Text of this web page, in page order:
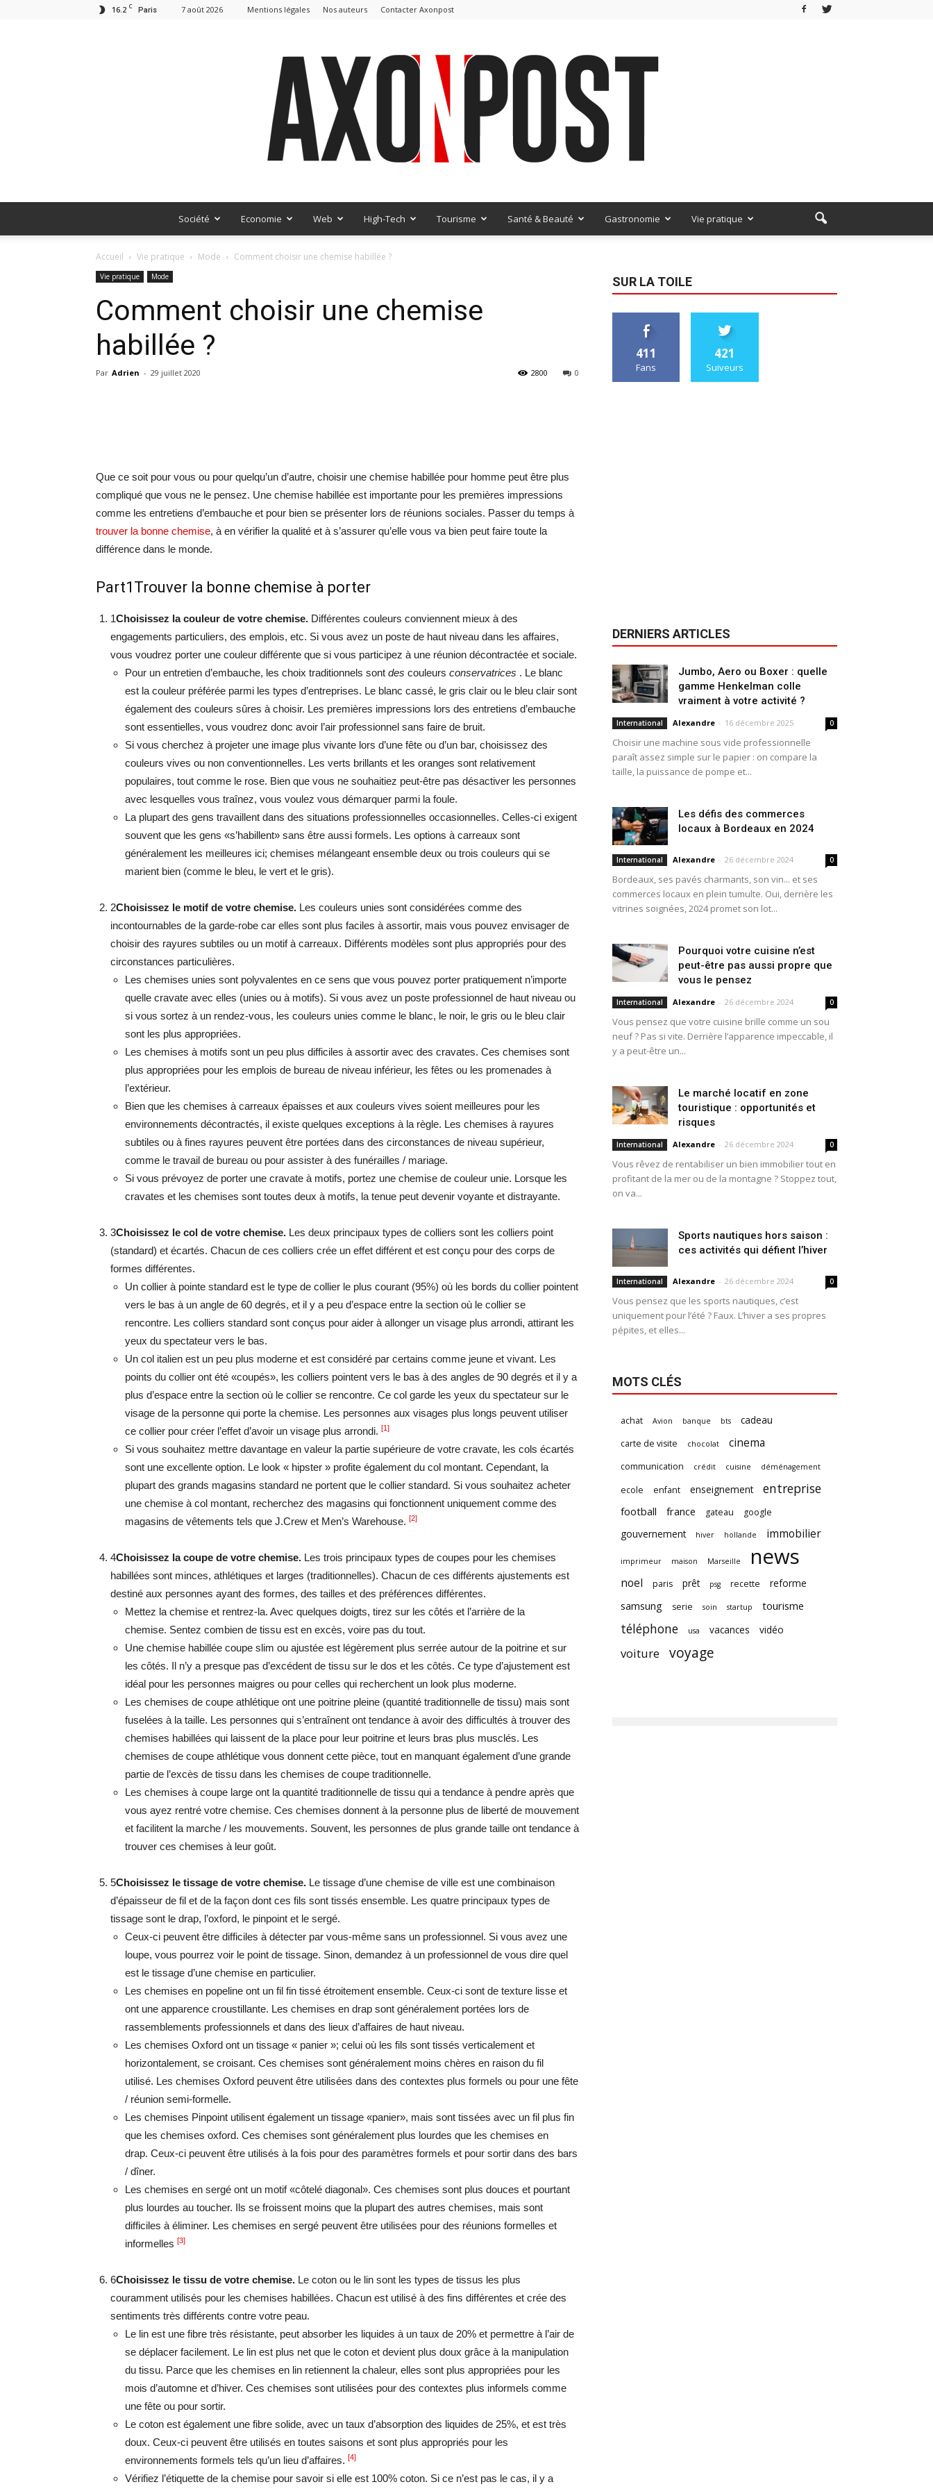
16.2 C Paris 7 août 2026 Mentions légales Nos auteurs Contacter Axonpost
Société Economie Web High-Tech Tourisme Santé & Beauté Gastronomie Vie pratique
Accueil Vie pratique Mode Comment choisir une chemise habillée ?
Vie pratique Mode
Comment choisir une chemise
habillée ?
Par Adrien - 29 juillet 2020 0
2800
Que ce soit pour vous ou pour quelqu’un d’autre, choisir une chemise habillée pour homme peut être plus
compliqué que vous ne le pensez. Une chemise habillée est importante pour les premières impressions
comme les entretiens d’embauche et pour bien se présenter lors de réunions sociales. Passer du temps à
trouver la bonne chemise, à en vérifier la qualité et à s’assurer qu’elle vous va bien peut faire toute la
différence dans le monde.
Part1Trouver la bonne chemise à porter
1Choisissez la couleur de votre chemise. Différentes couleurs conviennent mieux à des
engagements particuliers, des emplois, etc. Si vous avez un poste de haut niveau dans les affaires,
vous voudrez porter une couleur différente que si vous participez à une réunion décontractée et sociale.
Pour un entretien d’embauche, les choix traditionnels sont des couleurs conservatrices . Le blanc
est la couleur préférée parmi les types d’entreprises. Le blanc cassé, le gris clair ou le bleu clair sont
également des couleurs sûres à choisir. Les premières impressions lors des entretiens d’embauche
sont essentielles, vous voudrez donc avoir l’air professionnel sans faire de bruit.
Si vous cherchez à projeter une image plus vivante lors d’une fête ou d’un bar, choisissez des
couleurs vives ou non conventionnelles. Les verts brillants et les oranges sont relativement
populaires, tout comme le rose. Bien que vous ne souhaitiez peut-être pas désactiver les personnes
avec lesquelles vous traînez, vous voulez vous démarquer parmi la foule.
La plupart des gens travaillent dans des situations professionnelles occasionnelles. Celles-ci exigent
souvent que les gens «s’habillent» sans être aussi formels. Les options à carreaux sont
généralement les meilleures ici; chemises mélangeant ensemble deux ou trois couleurs qui se
marient bien (comme le bleu, le vert et le gris).
2Choisissez le motif de votre chemise. Les couleurs unies sont considérées comme des
incontournables de la garde-robe car elles sont plus faciles à assortir, mais vous pouvez envisager de
choisir des rayures subtiles ou un motif à carreaux. Différents modèles sont plus appropriés pour des
circonstances particulières.
Les chemises unies sont polyvalentes en ce sens que vous pouvez porter pratiquement n’importe
quelle cravate avec elles (unies ou à motifs). Si vous avez un poste professionnel de haut niveau ou
si vous sortez à un rendez-vous, les couleurs unies comme le blanc, le noir, le gris ou le bleu clair
sont les plus appropriées.
Les chemises à motifs sont un peu plus difficiles à assortir avec des cravates. Ces chemises sont
plus appropriées pour les emplois de bureau de niveau inférieur, les fêtes ou les promenades à
l’extérieur.
Bien que les chemises à carreaux épaisses et aux couleurs vives soient meilleures pour les
environnements décontractés, il existe quelques exceptions à la règle. Les chemises à rayures
subtiles ou à fines rayures peuvent être portées dans des circonstances de niveau supérieur,
comme le travail de bureau ou pour assister à des funérailles / mariage.
Si vous prévoyez de porter une cravate à motifs, portez une chemise de couleur unie. Lorsque les
cravates et les chemises sont toutes deux à motifs, la tenue peut devenir voyante et distrayante.
3Choisissez le col de votre chemise. Les deux principaux types de colliers sont les colliers point
(standard) et écartés. Chacun de ces colliers crée un effet différent et est conçu pour des corps de
formes différentes.
Un collier à pointe standard est le type de collier le plus courant (95%) où les bords du collier pointent
vers le bas à un angle de 60 degrés, et il y a peu d’espace entre la section où le collier se
rencontre. Les colliers standard sont conçus pour aider à allonger un visage plus arrondi, attirant les
yeux du spectateur vers le bas.
Un col italien est un peu plus moderne et est considéré par certains comme jeune et vivant. Les
points du collier ont été «coupés», les colliers pointent vers le bas à des angles de 90 degrés et il y a
plus d’espace entre la section où le collier se rencontre. Ce col garde les yeux du spectateur sur le
visage de la personne qui porte la chemise. Les personnes aux visages plus longs peuvent utiliser
ce collier pour créer l’effet d’avoir un visage plus arrondi. [1]
Si vous souhaitez mettre davantage en valeur la partie supérieure de votre cravate, les cols écartés
sont une excellente option. Le look « hipster » profite également du col montant. Cependant, la
plupart des grands magasins standard ne portent que le collier standard. Si vous souhaitez acheter
une chemise à col montant, recherchez des magasins qui fonctionnent uniquement comme des
magasins de vêtements tels que J.Crew et Men’s Warehouse. [2]
4Choisissez la coupe de votre chemise. Les trois principaux types de coupes pour les chemises
habillées sont minces, athlétiques et larges (traditionnelles). Chacun de ces différents ajustements est
destiné aux personnes ayant des formes, des tailles et des préférences différentes.
Mettez la chemise et rentrez-la. Avec quelques doigts, tirez sur les côtés et l’arrière de la
chemise. Sentez combien de tissu est en excès, voire pas du tout.
Une chemise habillée coupe slim ou ajustée est légèrement plus serrée autour de la poitrine et sur
les côtés. Il n’y a presque pas d’excédent de tissu sur le dos et les côtés. Ce type d’ajustement est
idéal pour les personnes maigres ou pour celles qui recherchent un look plus moderne.
Les chemises de coupe athlétique ont une poitrine pleine (quantité traditionnelle de tissu) mais sont
fuselées à la taille. Les personnes qui s’entraînent ont tendance à avoir des difficultés à trouver des
chemises habillées qui laissent de la place pour leur poitrine et leurs bras plus musclés. Les
chemises de coupe athlétique vous donnent cette pièce, tout en manquant également d’une grande
partie de l’excès de tissu dans les chemises de coupe traditionnelle.
Les chemises à coupe large ont la quantité traditionnelle de tissu qui a tendance à pendre après que
vous ayez rentré votre chemise. Ces chemises donnent à la personne plus de liberté de mouvement
et facilitent la marche / les mouvements. Souvent, les personnes de plus grande taille ont tendance à
trouver ces chemises à leur goût.
5Choisissez le tissage de votre chemise. Le tissage d’une chemise de ville est une combinaison
d’épaisseur de fil et de la façon dont ces fils sont tissés ensemble. Les quatre principaux types de
tissage sont le drap, l’oxford, le pinpoint et le sergé.
Ceux-ci peuvent être difficiles à détecter par vous-même sans un professionnel. Si vous avez une
loupe, vous pourrez voir le point de tissage. Sinon, demandez à un professionnel de vous dire quel
est le tissage d’une chemise en particulier.
Les chemises en popeline ont un fil fin tissé étroitement ensemble. Ceux-ci sont de texture lisse et
ont une apparence croustillante. Les chemises en drap sont généralement portées lors de
rassemblements professionnels et dans des lieux d’affaires de haut niveau.
Les chemises Oxford ont un tissage « panier »; celui où les fils sont tissés verticalement et
horizontalement, se croisant. Ces chemises sont généralement moins chères en raison du fil
utilisé. Les chemises Oxford peuvent être utilisées dans des contextes plus formels ou pour une fête
/ réunion semi-formelle.
Les chemises Pinpoint utilisent également un tissage «panier», mais sont tissées avec un fil plus fin
que les chemises oxford. Ces chemises sont généralement plus lourdes que les chemises en
drap. Ceux-ci peuvent être utilisés à la fois pour des paramètres formels et pour sortir dans des bars
/ dîner.
Les chemises en sergé ont un motif «côtelé diagonal». Ces chemises sont plus douces et pourtant
plus lourdes au toucher. Ils se froissent moins que la plupart des autres chemises, mais sont
difficiles à éliminer. Les chemises en sergé peuvent être utilisées pour des réunions formelles et
informelles [3]
6Choisissez le tissu de votre chemise. Le coton ou le lin sont les types de tissus les plus
couramment utilisés pour les chemises habillées. Chacun est utilisé à des fins différentes et crée des
sentiments très différents contre votre peau.
Le lin est une fibre très résistante, peut absorber les liquides à un taux de 20% et permettre à l’air de
se déplacer facilement. Le lin est plus net que le coton et devient plus doux grâce à la manipulation
du tissu. Parce que les chemises en lin retiennent la chaleur, elles sont plus appropriées pour les
mois d’automne et d’hiver. Ces chemises sont utilisées pour des contextes plus informels comme
une fête ou pour sortir.
Le coton est également une fibre solide, avec un taux d’absorption des liquides de 25%, et est très
doux. Ceux-ci peuvent être utilisés en toutes saisons et sont plus appropriés pour les
environnements formels tels qu’un lieu d’affaires. [4]
Vérifiez l’étiquette de la chemise pour savoir si elle est 100% coton. Si ce n’est pas le cas, il y a
SUR LA TOILE
411
Fans
421
Suiveurs
DERNIERS ARTICLES
Jumbo, Aero ou Boxer : quelle
gamme Henkelman colle
vraiment à votre activité ?
International Alexandre - 16 décembre 2025 0
Choisir une machine sous vide professionnelle
paraît assez simple sur le papier : on compare la
taille, la puissance de pompe et...
Les défis des commerces
locaux à Bordeaux en 2024
International Alexandre - 26 décembre 2024 0
Bordeaux, ses pavés charmants, son vin... et ses
commerces locaux en plein tumulte. Oui, derrière les
vitrines soignées, 2024 promet son lot...
Pourquoi votre cuisine n’est
peut-être pas aussi propre que
vous le pensez
International Alexandre - 26 décembre 2024 0
Vous pensez que votre cuisine brille comme un sou
neuf ? Pas si vite. Derrière l’apparence impeccable, il
y a peut-être un...
Le marché locatif en zone
touristique : opportunités et
risques
International Alexandre - 26 décembre 2024 0
Vous rêvez de rentabiliser un bien immobilier tout en
profitant de la mer ou de la montagne ? Stoppez tout,
on va...
Sports nautiques hors saison :
ces activités qui défient l’hiver
International Alexandre - 26 décembre 2024 0
Vous pensez que les sports nautiques, c’est
uniquement pour l’été ? Faux. L’hiver a ses propres
pépites, et elles...
MOTS CLÉS
achat Avion banque bts cadeau
carte de visite chocolat cinema
communication crédit cuisine déménagement
ecole enfant enseignement entreprise
football france gateau google
gouvernement hiver hollande immobilier
imprimeur maison Marseille news
noel paris prêt psg recette reforme
samsung serie soin startup tourisme
téléphone usa vacances vidéo
voiture voyage